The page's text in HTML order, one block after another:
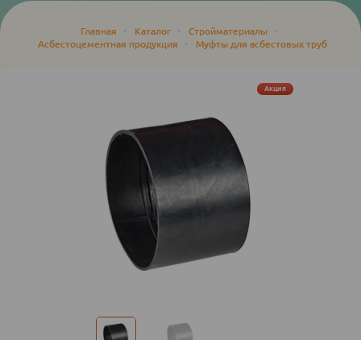
навигации
Главная Каталог Стройматериалы
Асбестоцементная продукция
Муфты для асбестовых труб
Акция